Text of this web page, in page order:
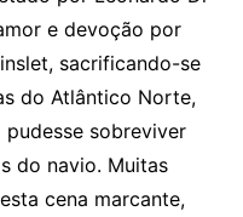
e devoção por
sacrificando-se
do Atlântico Norte,
pudesse sobreviver
do navio. Muitas
cena marcante,